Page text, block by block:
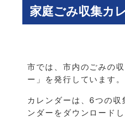
家庭ごみ収集カ
市では、市内のごみの
ー」を発行しています。
カレンダーは、6つの
ンダーをダウンロード